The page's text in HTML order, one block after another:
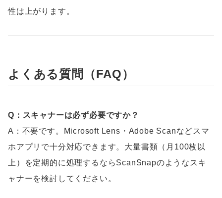
性は上がります。
よくある質問（FAQ）
Q：スキャナーは必ず必要ですか？
A：不要です。Microsoft Lens・Adobe Scanなどスマ
ホアプリで十分対応できます。大量書類（月100枚以
上）を定期的に処理するならScanSnapのようなスキ
ャナーを検討してください。